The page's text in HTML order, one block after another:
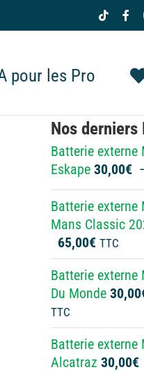
Tiktok
pour les Pro
Nos derniers
Batterie externe
Eskape 30,00€
Batterie externe
Mans Classic
65,00€Plage
de
prix :
30,00€
65,00€
TTC
Batterie externe
Du Monde 30,00
TTC
Batterie externe
Alcatraz 30,00€